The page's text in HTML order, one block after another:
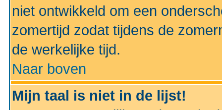
niet ontwikkeld om een
zomertijd zodat tijdens de
de werkelijke tijd.
Naar boven
Mijn taal is niet in de lijst!